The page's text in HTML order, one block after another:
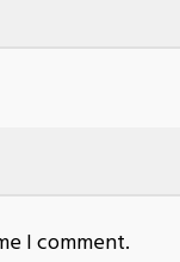
I comment.